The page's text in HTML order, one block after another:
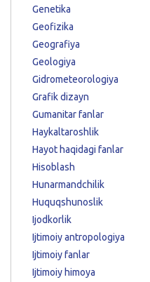
Genetika
Geofizika
Geografiya
Geologiya
Gidrometeorologiya
Grafik dizayn
Gumanitar fanlar
Haykaltaroshlik
Hayot haqidagi fanlar
Hisoblash
Hunarmandchilik
Huquqshunoslik
Ijodkorlik
Ijtimoiy antropologiya
Ijtimoiy fanlar
Ijtimoiy himoya